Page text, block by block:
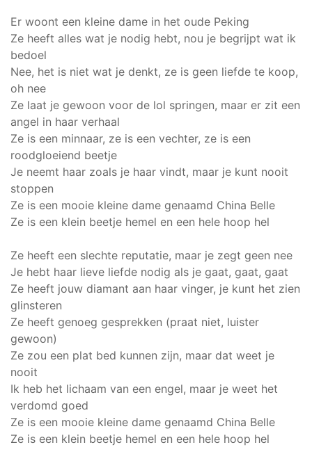
Er woont een kleine dame in het oude Peking
Ze heeft alles wat je nodig hebt, nou je begrijpt wat ik
bedoel
Nee, het is niet wat je denkt, ze is geen liefde te koop,
oh nee
Ze laat je gewoon voor de lol springen, maar er zit een
angel in haar verhaal
Ze is een minnaar, ze is een vechter, ze is een
roodgloeiend beetje
Je neemt haar zoals je haar vindt, maar je kunt nooit
stoppen
Ze is een mooie kleine dame genaamd China Belle
Ze is een klein beetje hemel en een hele hoop hel
Ze heeft een slechte reputatie, maar je zegt geen nee
Je hebt haar lieve liefde nodig als je gaat, gaat, gaat
Ze heeft jouw diamant aan haar vinger, je kunt het zien
glinsteren
Ze heeft genoeg gesprekken (praat niet, luister
gewoon)
Ze zou een plat bed kunnen zijn, maar dat weet je
nooit
Ik heb het lichaam van een engel, maar je weet het
verdomd goed
Ze is een mooie kleine dame genaamd China Belle
Ze is een klein beetje hemel en een hele hoop hel